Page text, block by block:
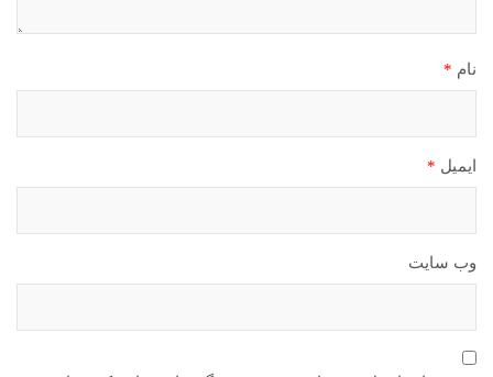
نام*
ایمیل *
وب‌ سایت